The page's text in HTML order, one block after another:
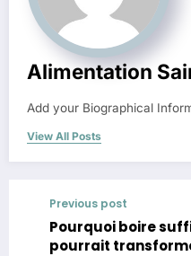
Alimentation
Add your Biographical
View All Posts
Previous post
Pourquoi boire
pourrait